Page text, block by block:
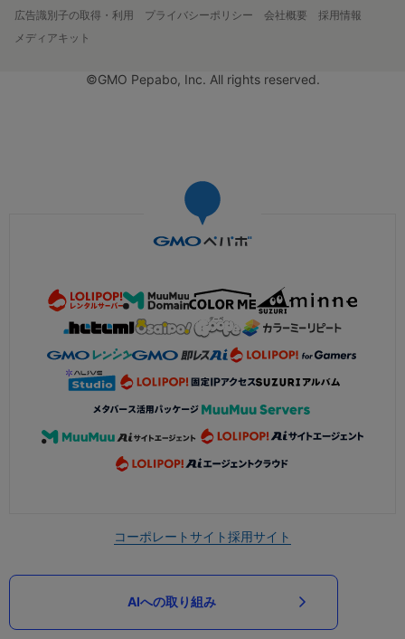
広告識別子の取得・利用
プライバシーポリシー 会社概要
採用情報
メディアキット
©GMO Pepabo, Inc. All rights reserved.
コーポレートサイト採用サイト
AIへの取り組み